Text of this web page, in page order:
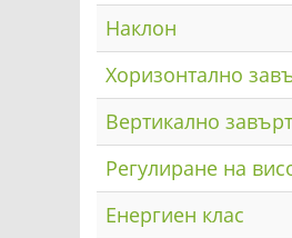
Наклон
Хоризонтално
Вертикално
Регулиране на
Енергиен клас